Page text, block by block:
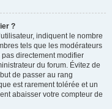
?
indiquent le nombre
tels que les modérateurs
directement modifier
du forum. Évitez de
de passer au rang
est rarement tolérée et un
abaisser votre compteur de